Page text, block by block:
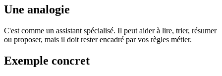
Une analogie
C'est comme un assistant spécialisé. Il peut aider à lire, trier, résumer
ou proposer, mais il doit rester encadré par vos règles métier.
Exemple concret